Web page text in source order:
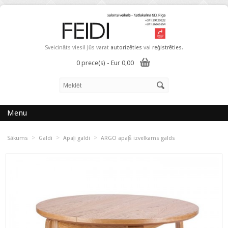
Sveicināts viesi! Jūs varat autorizēties vai reģistrēties.
0 prece(s) - Eur 0,00
Menu
Sākums > Galdi > Apaļi galdi > ARGO apaļš izvelkams galds